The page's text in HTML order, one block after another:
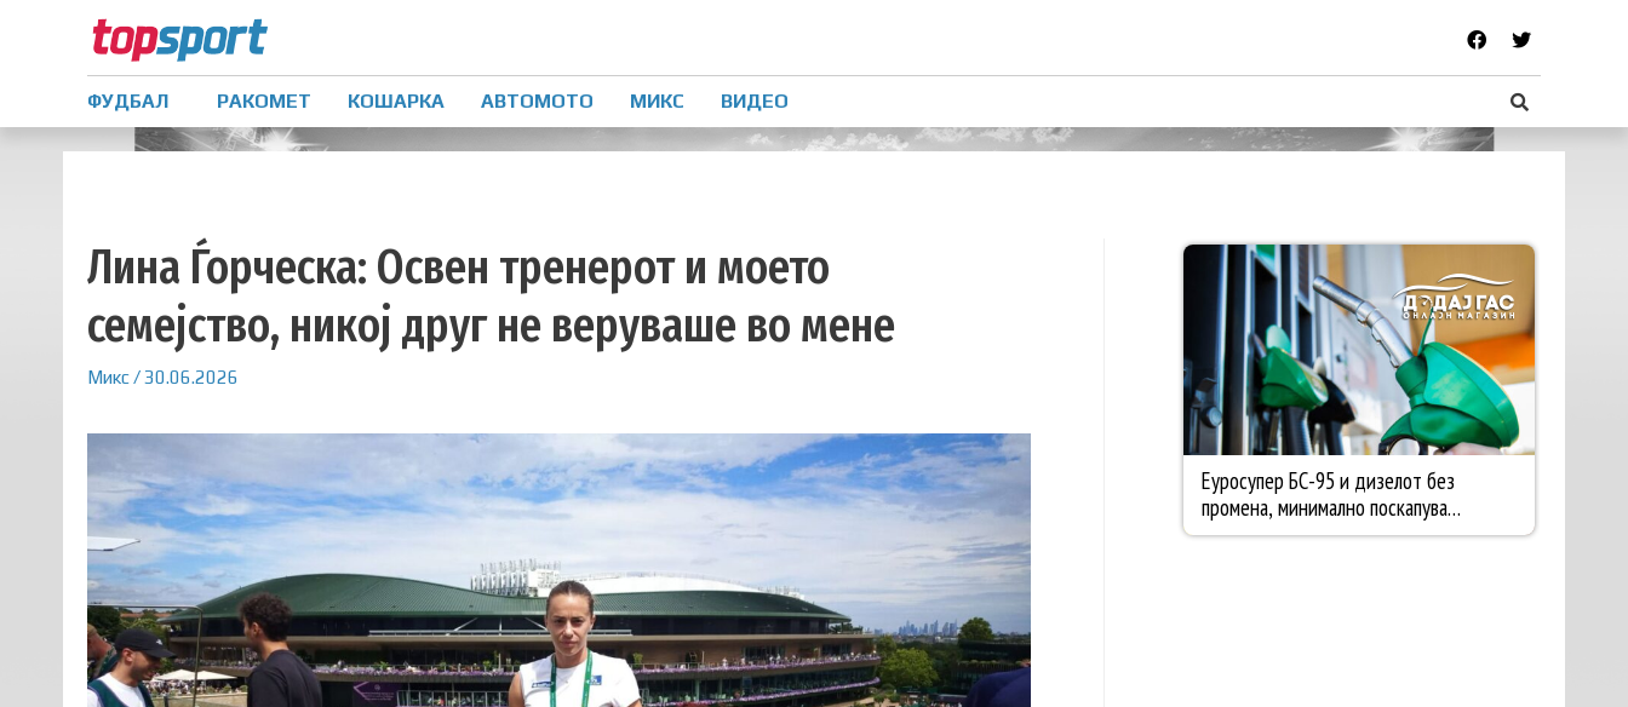
ФУДБАЛ РАКОМЕТ КОШАРКА АВТОМОТО МИКС ВИДЕО
Лина Ѓорческа: Освен тренерот и моето
семејство, никој друг не веруваше во мене
Микс/ 30.06.2026